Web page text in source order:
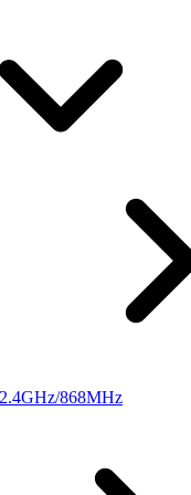
868MHz